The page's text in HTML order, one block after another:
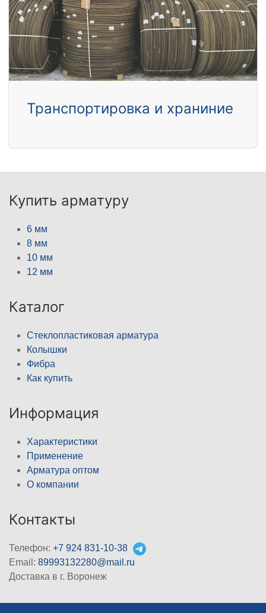
Транспортировка и храниние
Купить арматуру
6 мм
8 мм
10 мм
12 мм
Каталог
Стеклопластиковая арматура
Колышки
Фибра
Как купить
Информация
Характеристики
Применение
Арматура оптом
О компании
Контакты
Телефон: +7 924 831-10-38
Email: 89993132280@mail.ru
Доставка в г. Воронеж